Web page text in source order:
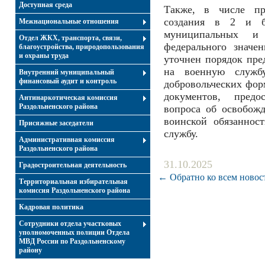
Доступная среда
Межнациональные отношения
Отдел ЖКХ, транспорта, связи,
благоустройства, природопользования
и охраны труда
Внутренний муниципальный
финансовый аудит и контроль
Антинаркотическая комиссия
Раздольненского района
Присяжные заседатели
Административная комиссия
Раздольненского района
Градостроительная деятельность
Территориальная избирательная
комиссия Раздольненского района
Кадровая политика
Сотрудники отдела участковых
уполномоченных полиции Отдела
МВД России по Раздольненскому
району
Также, в числе
создания в 2 и
муниципальных и
федерального
уточнен порядок
на военную
добровольческих
документов,
вопроса об
воинской
службу.
31.10.2025
← Обратно ко всем